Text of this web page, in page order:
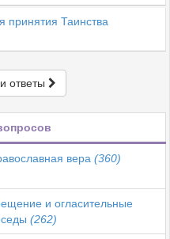
принятия Таинства
ответы
вера (360)
и огласительные
(262)